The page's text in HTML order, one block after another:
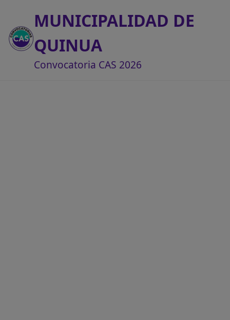
MUNICIPALIDAD DE
QUINUA
Convocatoria CAS 2026